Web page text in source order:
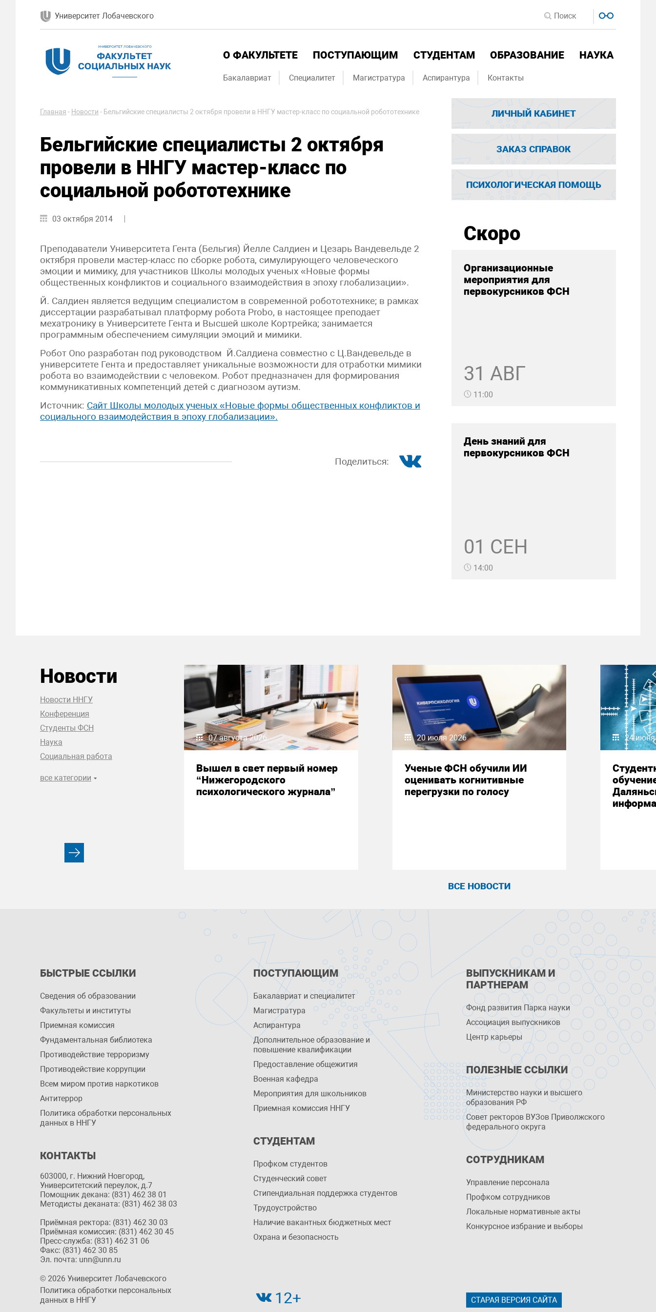
Университет Лобачевского
О ФАКУЛЬТЕТЕ ПОСТУПАЮЩИМ СТУДЕНТАМ ОБРАЗОВАНИЕ НАУКА
Бакалавриат Специалитет Магистратура Аспирантура Контакты
Главная - Новости - Бельгийские специалисты 2 октября провели в ННГУ мастер-класс по социальной робототехнике
Бельгийские специалисты 2 октября
провели в ННГУ мастер-класс по
социальной робототехнике
03 октября 2014
Преподаватели Университета Гента (Бельгия) Йелле Салдиен и Цезарь Вандевельде 2
октября провели мастер-класс по сборке робота, симулирующего человеческого
эмоции и мимику, для участников Школы молодых ученых «Новые формы
общественных конфликтов и социального взаимодействия в эпоху глобализации».
Й. Салдиен является ведущим специалистом в современной робототехнике; в рамках
диссертации разрабатывал платформу робота Probo, в настоящее преподает
мехатронику в Университете Гента и Высшей школе Кортрейка; занимается
программным обеспечением симуляции эмоций и мимики.
Робот Ono разработан под руководством Й.Салдиена совместно с Ц.Вандевельде в
университете Гента и предоставляет уникальные возможности для отработки мимики
робота во взаимодействии с человеком. Робот предназначен для формирования
коммуникативных компетенций детей с диагнозом аутизм.
Источник: Сайт Школы молодых ученых «Новые формы общественных конфликтов и
социального взаимодействия в эпоху глобализации».
Поделиться:
ЛИЧНЫЙ КАБИНЕТ
ЗАКАЗ СПРАВОК
ПСИХОЛОГИЧЕСКАЯ ПОМОЩЬ
Скоро
Организационные
мероприятия для
первокурсников ФСН
31 АВГ
11:00
День знаний для
первокурсников ФСН
01 СЕН
14:00
Новости
Новости ННГУ
Конференция
Студенты ФСН
Наука
Социальная работа
все категории
07 августа 2026
Вышел в свет первый номер
“Нижегородского
психологического журнала”
20 июля 2026
Ученые ФСН обучили ИИ
оценивать когнитивные
перегрузки по голосу
24
ВСЕ НОВОСТИ
БЫСТРЫЕ ССЫЛКИ
Сведения об образовании
Факультеты и институты
Приемная комиссия
Фундаментальная библиотека
Противодействие терроризму
Противодействие коррупции
Всем миром против наркотиков
Антитеррор
Политика обработки персональных
данных в ННГУ
КОНТАКТЫ
603000, г. Нижний Новгород,
Университетский переулок, д.7
Помощник декана: (831) 462 38 01
Методисты деканата: (831) 462 38 03
Приёмная ректора: (831) 462 30 03
Приёмная комиссия: (831) 462 30 45
Пресс-служба: (831) 462 31 06
Факс: (831) 462 30 85
Эл. почта: unn@unn.ru
ПОСТУПАЮЩИМ
Бакалавриат и специалитет
Магистратура
Аспирантура
Дополнительное образование и
повышение квалификации
Предоставление общежития
Военная кафедра
Мероприятия для школьников
Приемная комиссия ННГУ
СТУДЕНТАМ
Профком студентов
Студенческий совет
Стипендиальная поддержка студентов
Трудоустройство
Наличие вакантных бюджетных мест
Охрана и безопасность
ВЫПУСКНИКАМ И
ПАРТНЕРАМ
Фонд развития Парка науки
Ассоциация выпускников
Центр карьеры
ПОЛЕЗНЫЕ ССЫЛКИ
Министерство науки и высшего
образования РФ
Совет ректоров ВУЗов Приволжского
федерального округа
СОТРУДНИКАМ
Управление персоналa
Профком сотрудников
Локальные нормативные акты
Конкурсное избрание и выборы
© 2026 Университет Лобачевского
Политика обработки персональных
данных в ННГУ
12+ СТАРАЯ ВЕРСИЯ САЙТА